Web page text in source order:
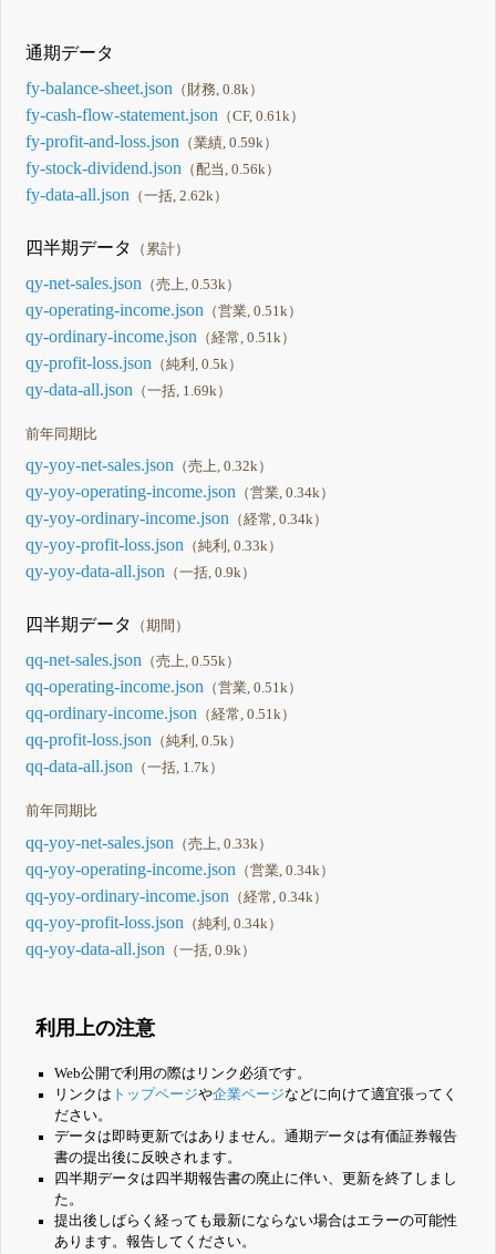
通期データ
fy-balance-sheet.json （財務, 0.8k）
fy-cash-flow-statement.json （CF, 0.61k）
fy-profit-and-loss.json （業績, 0.59k）
fy-stock-dividend.json （配当, 0.56k）
fy-data-all.json （一括, 2.62k）
四半期データ （累計）
qy-net-sales.json （売上, 0.53k）
qy-operating-income.json （営業, 0.51k）
qy-ordinary-income.json （経常, 0.51k）
qy-profit-loss.json （純利, 0.5k）
qy-data-all.json （一括, 1.69k）
前年同期比
qy-yoy-net-sales.json （売上, 0.32k）
qy-yoy-operating-income.json （営業, 0.34k）
qy-yoy-ordinary-income.json （経常, 0.34k）
qy-yoy-profit-loss.json （純利, 0.33k）
qy-yoy-data-all.json （一括, 0.9k）
四半期データ （期間）
qq-net-sales.json （売上, 0.55k）
qq-operating-income.json （営業, 0.51k）
qq-ordinary-income.json （経常, 0.51k）
qq-profit-loss.json （純利, 0.5k）
qq-data-all.json （一括, 1.7k）
前年同期比
qq-yoy-net-sales.json （売上, 0.33k）
qq-yoy-operating-income.json （営業, 0.34k）
qq-yoy-ordinary-income.json （経常, 0.34k）
qq-yoy-profit-loss.json （純利, 0.34k）
qq-yoy-data-all.json （一括, 0.9k）
利用上の注意
Web公開で利用の際はリンク必須です。
リンクは トップページや企業ページなどに向けて適宜張ってく
ださい。
データは即時更新ではありません。通期データは有価証券報告
書の提出後に反映されます。
四半期データは四半期報告書の廃止に伴い、更新を終了しまし
た。
提出後しばらく経っても最新にならない場合はエラーの可能性
あります。報告してください。